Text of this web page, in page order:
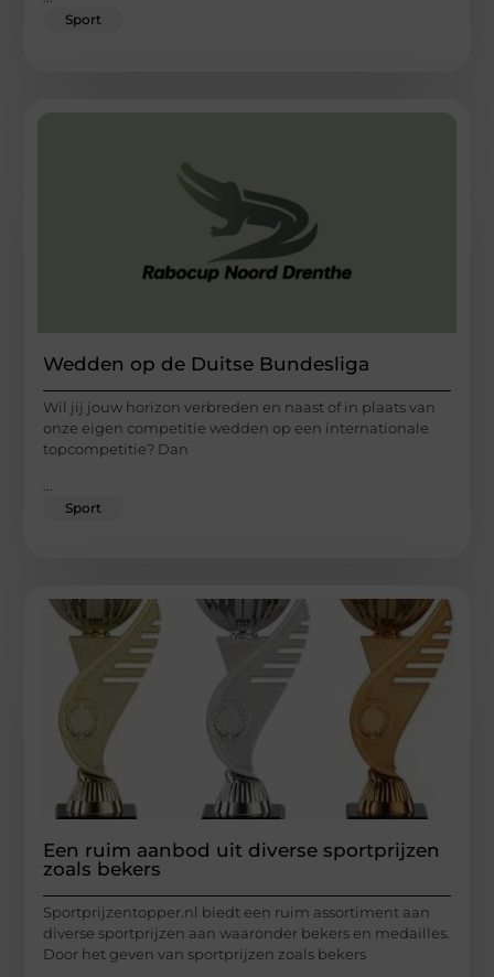
Sport
Wedden op de Duitse Bundesliga
Wil jij jouw horizon verbreden en naast of in plaats van
onze eigen competitie wedden op een internationale
topcompetitie? Dan
...
Sport
Een ruim aanbod uit diverse sportprijzen
zoals bekers
Sportprijzentopper.nl biedt een ruim assortiment aan
diverse sportprijzen aan waaronder bekers en medailles.
Door het geven van sportprijzen zoals bekers